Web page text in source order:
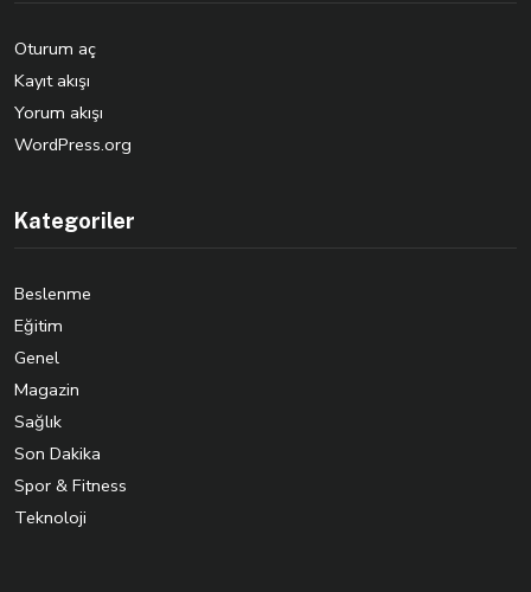
Oturum aç
Kayıt akışı
Yorum akışı
WordPress.org
Kategoriler
Beslenme
Eğitim
Genel
Magazin
Sağlık
Son Dakika
Spor & Fitness
Teknoloji